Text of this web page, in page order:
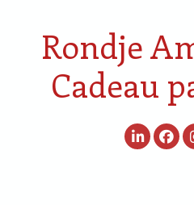
Rondje
Cadeau